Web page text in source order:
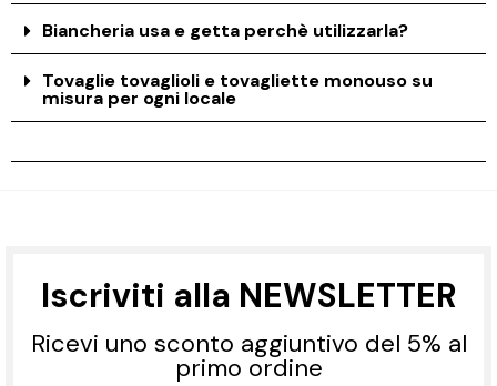
Biancheria usa e getta perchè utilizzarla?
Tovaglie tovaglioli e tovagliette monouso su
misura per ogni locale
Iscriviti alla NEWSLETTER
Ricevi uno sconto aggiuntivo del 5% al
primo ordine